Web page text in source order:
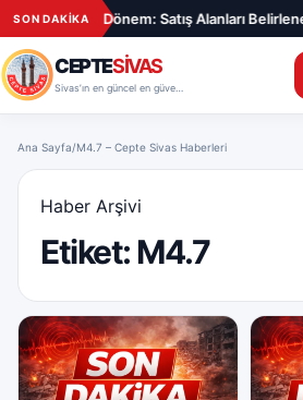
İçeriğe geç
SON DAKİKA
İçin Yeni Dönem: Satış Alanları
CEPTESİVAS
Ana Sayfa/M4.7 – Cepte Sivas Haberleri
Haber Arşivi
Etiket:M4.7